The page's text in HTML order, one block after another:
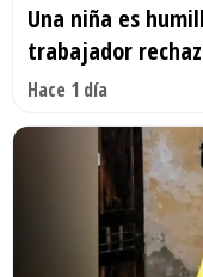
Una niña es
trabajador
Hace 1 día